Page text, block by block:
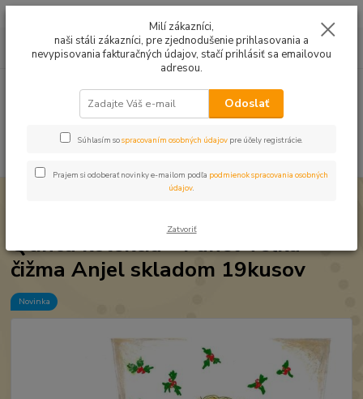
0949224331
9:00 -14:30
za0,00 EUR
Qtinca kolekcia - Panel Veľká čižma Anjel skladom
Qtinca kolekcia - Panel Veľká
čižma Anjel skladom 19kusov
Novinka
Milí zákazníci,
naši stáli zákazníci, pre zjednodušenie prihlasovania a
nevypisovania fakturačných údajov, stačí prihlásiť sa emailovou
adresou.
Odoslať
Súhlasím sospracovaním osobných údajov pre účely registrácie.
Prajem si odoberať novinky e-mailom podľa podmienok spracovania osobných
údajov.
Zatvoriť